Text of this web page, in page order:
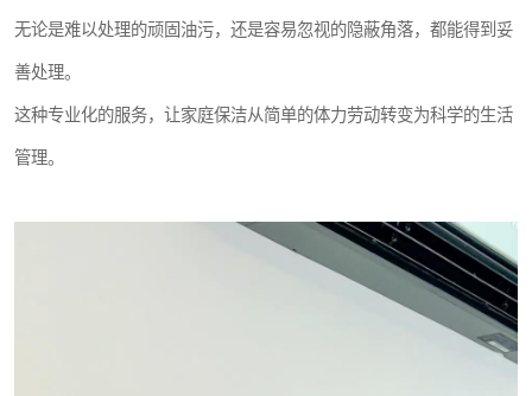
无论是难以处理的顽固油污，还是容易忽视的隐蔽角落，都能得到妥
善处理。
这种专业化的服务，让家庭保洁从简单的体力劳动转变为科学的生活
管理。